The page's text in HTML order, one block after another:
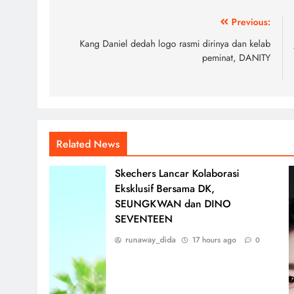
navigation
Previous:
Kang Daniel dedah logo rasmi dirinya dan kelab
peminat, DANITY
Related News
Skechers Lancar Kolaborasi
Eksklusif Bersama DK,
SEUNGKWAN dan DINO
SEVENTEEN
runaway_dida 17 hours ago 0